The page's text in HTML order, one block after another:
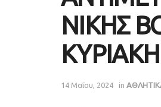
ΝΙΚΗΣ
ΚΥΡΙΑΚΗ
14 Μαΐου, 2024 in